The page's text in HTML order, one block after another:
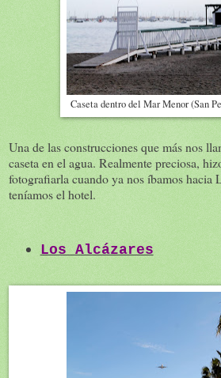
Caseta dentro del Mar Menor (San
Una de las construcciones que más nos
caseta en el agua. Realmente preciosa,
fotografiarla cuando ya nos íbamos hacia
teníamos el hotel.
Los Alcázares